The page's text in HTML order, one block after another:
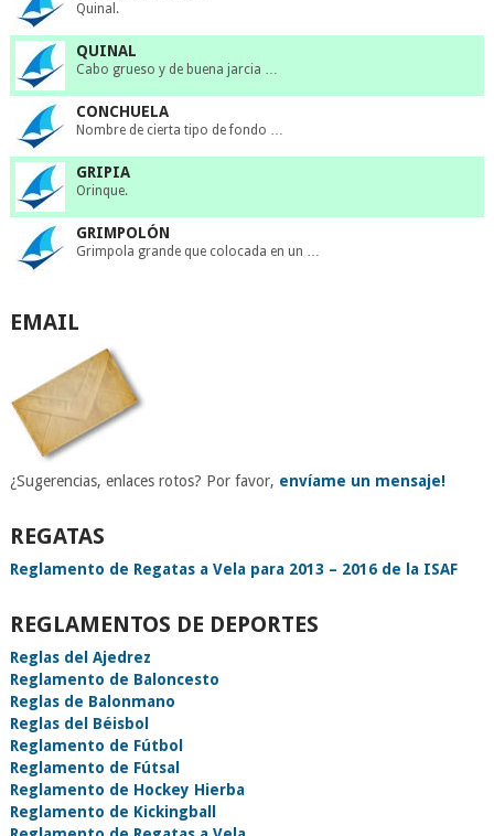
Quinal.
QUINAL
Cabo grueso y de buena jarcia …
CONCHUELA
Nombre de cierta tipo de fondo …
GRIPIA
Orinque.
GRIMPOLÓN
Grimpola grande que colocada en un …
EMAIL
¿Sugerencias, enlaces rotos? Por favor, envíame un mensaje!
REGATAS
Reglamento de Regatas a Vela para 2013 – 2016 de la ISAF
REGLAMENTOS DE DEPORTES
Reglas del Ajedrez
Reglamento de Baloncesto
Reglas de Balonmano
Reglas del Béisbol
Reglamento de Fútbol
Reglamento de Fútsal
Reglamento de Hockey Hierba
Reglamento de Kickingball